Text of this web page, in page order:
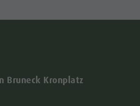
Bruneck Kronplatz